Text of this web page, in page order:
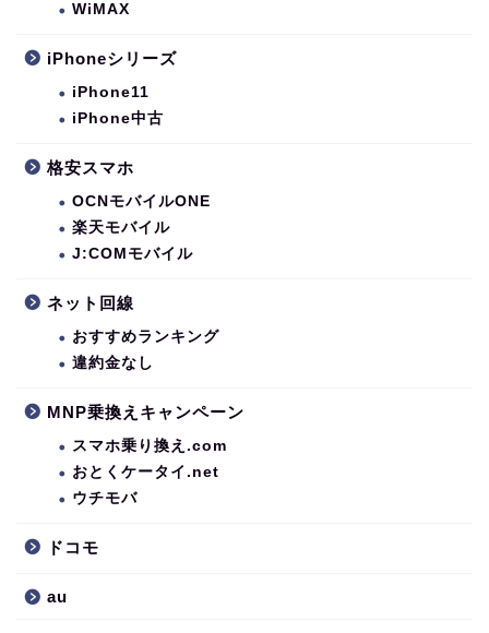
WiMAX
iPhoneシリーズ
iPhone11
iPhone中古
格安スマホ
OCNモバイルONE
楽天モバイル
J:COMモバイル
ネット回線
おすすめランキング
違約金なし
MNP乗換えキャンペーン
スマホ乗り換え.com
おとくケータイ.net
ウチモバ
ドコモ
au